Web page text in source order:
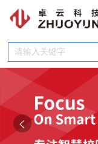
网站首页
融合门户数据中台
收费系统智慧党建OA系统
网上报修智慧工会 人资平台
新闻资讯
行业动态新闻动态
智库百科
